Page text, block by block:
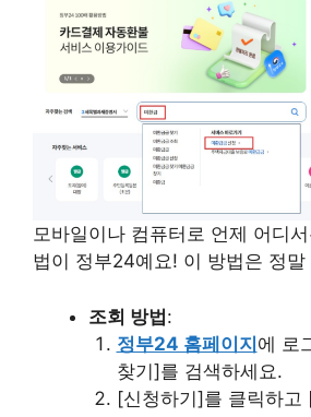
모바일이나 컴퓨터로 언제 어디
법이 정부24예요! 이 방법은 정말
조회 방법:
정부24 홈페이지에 로
찾기]를 검색하세요.
[신청하기]를 클릭하고